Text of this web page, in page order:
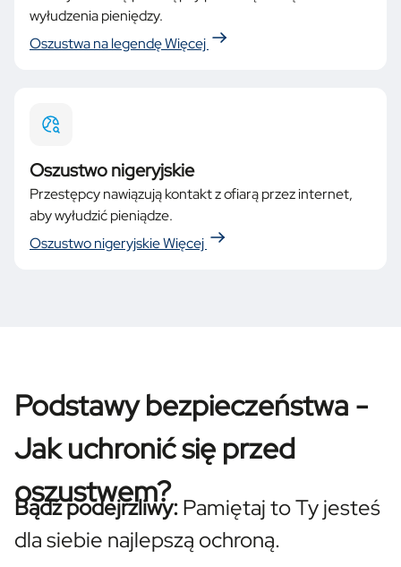
wyłudzenia pieniędzy.
Oszustwa na legendęWięcej
Oszustwo nigeryjskie
Przestępcy nawiązują kontakt z ofiarą przez internet,
aby wyłudzić pieniądze.
Oszustwo nigeryjskieWięcej
Podstawy bezpieczeństwa -
Jak uchronić się przed
oszustwem?
Bądź podejrzliwy:Pamiętaj to Ty jesteś
dla siebie najlepszą ochroną.